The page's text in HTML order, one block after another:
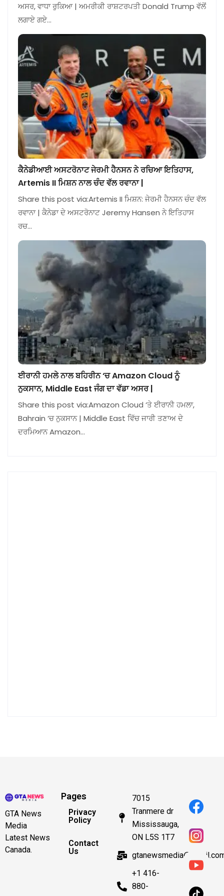
ਅਸਰ, ਵਾਧਾ ਰੁਕਿਆ | ਅਮਰੀਕੀ ਰਾਸ਼ਟਰਪਤੀ Donald Trump ਵੱਲੋਂ
ਲਗਾਏ ਗਏ…
ਕੈਨੇਡੀਆਈ ਅਸਟਰੋਨਾਟ ਜੇਰਮੀ ਹੈਨਸਨ ਨੇ ਰਚਿਆ ਇਤਿਹਾਸ,
Artemis II ਮਿਸ਼ਨ ਨਾਲ ਚੰਦ ਵੱਲ ਰਵਾਨਾ |
Share this post via:Artemis II ਮਿਸ਼ਨ: ਜੇਰਮੀ ਹੈਨਸਨ ਚੰਦ ਵੱਲ
ਰਵਾਨਾ | ਕੈਨੇਡਾ ਦੇ ਅਸਟਰੋਨਾਟ Jeremy Hansen ਨੇ ਇਤਿਹਾਸ
ਰਚ…
ਈਰਾਨੀ ਹਮਲੇ ਨਾਲ ਬਹਿਰੀਨ ‘ਚ Amazon Cloud ਨੂੰ
ਨੁਕਸਾਨ, Middle East ਜੰਗ ਦਾ ਵੱਡਾ ਅਸਰ |
Share this post via:Amazon Cloud ‘ਤੇ ਈਰਾਨੀ ਹਮਲਾ,
Bahrain ‘ਚ ਨੁਕਸਾਨ | Middle East ਵਿੱਚ ਜਾਰੀ ਤਣਾਅ ਦੇ
ਦਰਮਿਆਨ Amazon…
GTA News
Media
Latest News
Canada.
Pages
Privacy
Policy
Contact
Us
7015
Tranmere dr
Mississauga,
ON L5S 1T7
+1 416-
880-